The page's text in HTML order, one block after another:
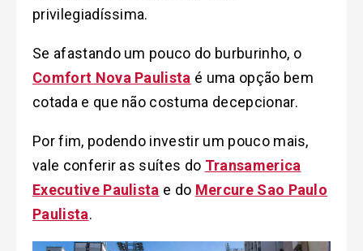
privilegiadíssima.
Se afastando um pouco do burburinho, o
Comfort Nova Paulista é uma opção bem
cotada e que não costuma decepcionar.
Por fim, podendo investir um pouco mais,
vale conferir as suítes do Transamerica
Executive Paulista e do Mercure Sao Paulo
Paulista.